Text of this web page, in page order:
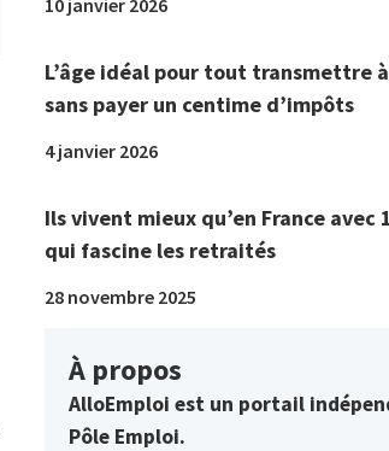
L’âge idéal pour tout transmettre
sans payer un centime d’impôts
4 janvier 2026
Ils vivent mieux qu’en France avec
qui fascine les retraités
28 novembre 2025
À propos
AlloEmploi est un portail
Pôle Emploi.